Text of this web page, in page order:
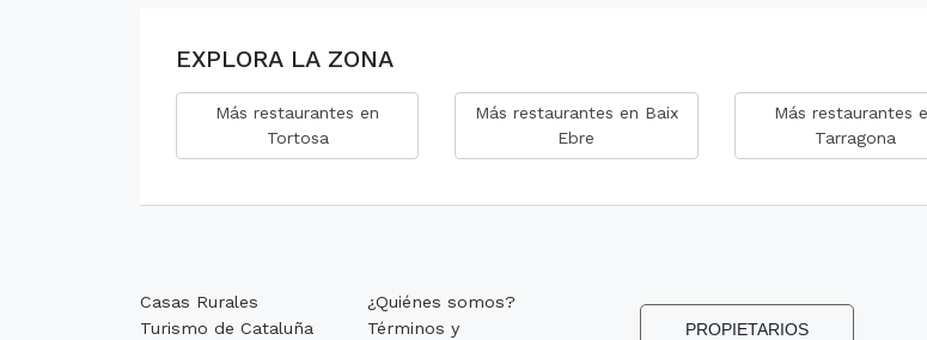
EXPLORA LA ZONA
Más restaurantes en
Tortosa
Más restaurantes en Baix
Ebre
Más restaurantes
Tarragona
Casas Rurales
Turismo de Cataluña
¿Quiénes somos?
Términos y
PROPIETARIOS